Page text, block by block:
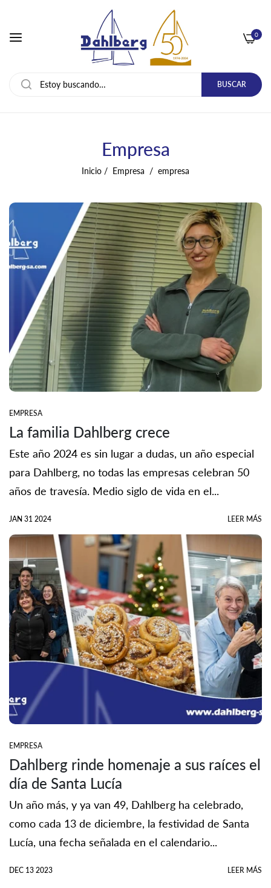
BUSCAR
0
Empresa
Inicio / Empresa / empresa
EMPRESA
La familia Dahlberg crece
Este año 2024 es sin lugar a dudas, un año especial
para Dahlberg, no todas las empresas celebran 50
años de travesía. Medio siglo de vida en el...
JAN 31 2024 LEER MÁS
EMPRESA
Dahlberg rinde homenaje a sus raíces el
día de Santa Lucía
Un año más, y ya van 49, Dahlberg ha celebrado,
como cada 13 de diciembre, la festividad de Santa
Lucía, una fecha señalada en el calendario...
DEC 13 2023 LEER MÁS